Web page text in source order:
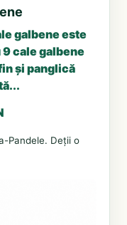
galbene este
cale galbene
și panglică
Pandele. Deții o